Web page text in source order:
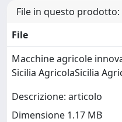
File in questo prodotto:
File
Macchine agricole
Sicilia AgricolaSicilia
Descrizione: articolo
Dimensione 1.17 MB